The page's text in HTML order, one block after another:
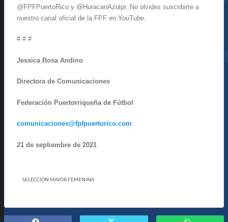
@FPFPuertoRico y @HuracanAzulpr. No olvides suscribirte a
nuestro canal oficial de la FPF en YouTube.
# # #
Jessica Rosa Andino
Directora de Comunicaciones
Federación Puertorriqueña de Fútbol
comunicaciones@fpfpuertorico.com
21 de septiembre de 2021
SELECCIÓN MAYOR FEMENINA